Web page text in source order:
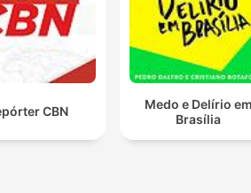
CBN
Medo e Delírio em
Brasília